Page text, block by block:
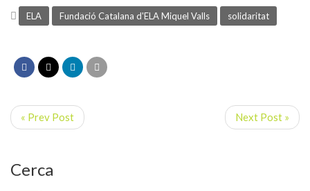
ELA Fundació Catalana d'ELA Miquel Valls solidaritat
« Prev Post Next Post »
Cerca